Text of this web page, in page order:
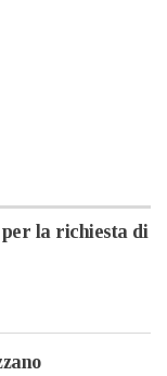
la richiesta di